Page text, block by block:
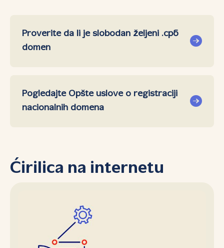
Proverite da li je slobodan željeni .срб
domen
Pogledajte Opšte uslove o registraciji
nacionalnih domena
Ćirilica na internetu